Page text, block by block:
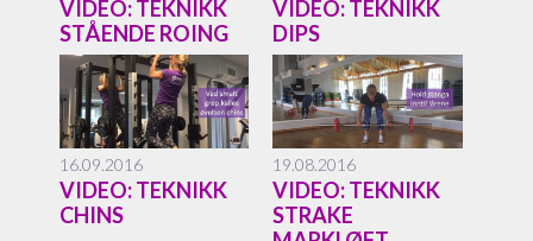
VIDEO: TEKNIKK
STÅENDE ROING
VIDEO: TEKNIKK
DIPS
16.09.2016
VIDEO: TEKNIKK
CHINS
19.08.2016
VIDEO: TEKNIKK
STRAKE